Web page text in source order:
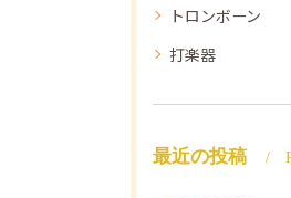
トロンボーン
打楽器
最近の投稿